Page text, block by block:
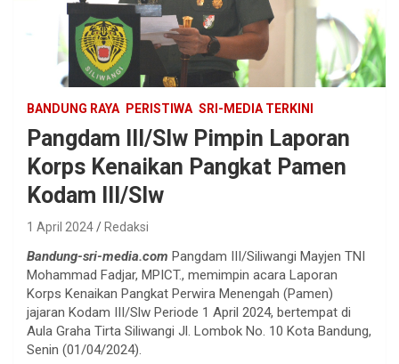
BANDUNG RAYA PERISTIWA SRI-MEDIA TERKINI
Pangdam III/Slw Pimpin Laporan
Korps Kenaikan Pangkat Pamen
Kodam III/Slw
1 April 2024 Redaksi
Bandung-sri-media.com Pangdam III/Siliwangi Mayjen TNI
Mohammad Fadjar, MPICT., memimpin acara Laporan
Korps Kenaikan Pangkat Perwira Menengah (Pamen)
jajaran Kodam III/Slw Periode 1 April 2024, bertempat di
Aula Graha Tirta Siliwangi Jl. Lombok No. 10 Kota Bandung,
Senin (01/04/2024).